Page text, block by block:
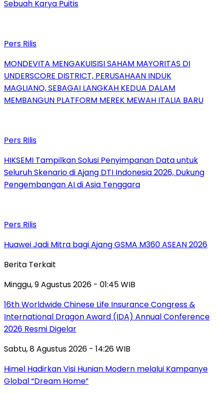
Sebuah Karya Puitis
Pers Rilis
MONDEVITA MENGAKUISISI SAHAM MAYORITAS DI
UNDERSCORE DISTRICT, PERUSAHAAN INDUK
MAGLIANO, SEBAGAI LANGKAH KEDUA DALAM
MEMBANGUN PLATFORM MEREK MEWAH ITALIA BARU
Pers Rilis
HIKSEMI Tampilkan Solusi Penyimpanan Data untuk
Seluruh Skenario di Ajang DTI Indonesia 2026, Dukung
Pengembangan AI di Asia Tenggara
Pers Rilis
Huawei Jadi Mitra bagi Ajang GSMA M360 ASEAN 2026
Berita Terkait
Minggu, 9 Agustus 2026 - 01:45 WIB
16th Worldwide Chinese Life Insurance Congress &
International Dragon Award (IDA) Annual Conference
2026 Resmi Digelar
Sabtu, 8 Agustus 2026 - 14:26 WIB
Himel Hadirkan Visi Hunian Modern melalui Kampanye
Global “Dream Home”